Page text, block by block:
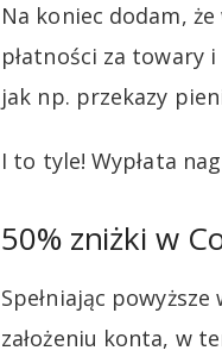
Na koniec dodam,
płatności za towary
jak np. przekazy
I to tyle! Wypłata
50% zniżki w
Spełniając
założeniu konta, w